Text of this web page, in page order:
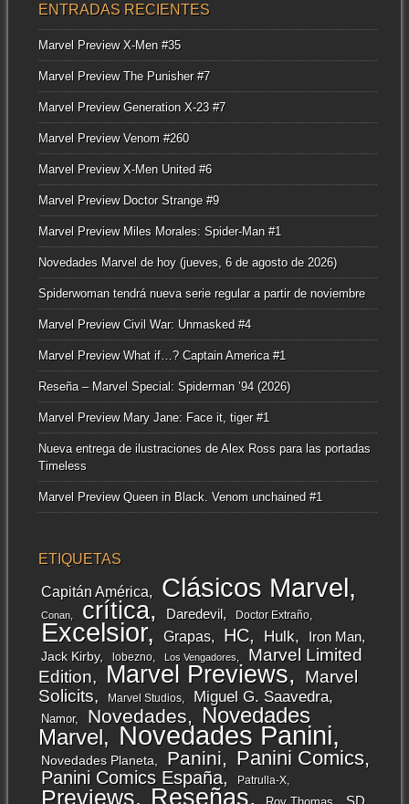
ENTRADAS RECIENTES
Marvel Preview X-Men #35
Marvel Preview The Punisher #7
Marvel Preview Generation X-23 #7
Marvel Preview Venom #260
Marvel Preview X-Men United #6
Marvel Preview Doctor Strange #9
Marvel Preview Miles Morales: Spider-Man #1
Novedades Marvel de hoy (jueves, 6 de agosto de 2026)
Spiderwoman tendrá nueva serie regular a partir de noviembre
Marvel Preview Civil War: Unmasked #4
Marvel Preview What if…? Captain America #1
Reseña – Marvel Special: Spiderman ’94 (2026)
Marvel Preview Mary Jane: Face it, tiger #1
Nueva entrega de ilustraciones de Alex Ross para las portadas
Timeless
Marvel Preview Queen in Black. Venom unchained #1
ETIQUETAS
Capitán América Clásicos Marvel
Conan crítica Daredevil Doctor Extraño
Excelsior Grapas HC Hulk Iron Man
Jack Kirby lobezno Los Vengadores
Marvel Limited
Edition
Marvel Previews
Marvel
Solicits
Marvel Studios Miguel G. Saavedra
Namor Novedades
Novedades
Marvel
Novedades Panini
Novedades Planeta Panini Panini Comics
Panini Comics España Patrulla-X
Previews Reseñas